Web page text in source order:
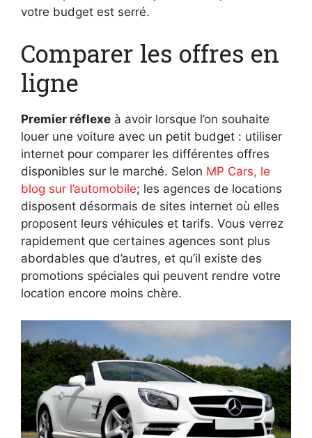
votre budget est serré.
Comparer les offres en
ligne
Premier réflexe à avoir lorsque l’on souhaite
louer une voiture avec un petit budget : utiliser
internet pour comparer les différentes offres
disponibles sur le marché. Selon MP Cars, le
blog sur l’automobile; les agences de locations
disposent désormais de sites internet où elles
proposent leurs véhicules et tarifs. Vous verrez
rapidement que certaines agences sont plus
abordables que d’autres, et qu’il existe des
promotions spéciales qui peuvent rendre votre
location encore moins chère.